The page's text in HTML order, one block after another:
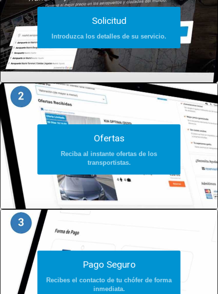
Solicitud
Introduzca los detalles de su servicio.
Ofertas
Reciba al instante ofertas de los
transportistas.
Pago Seguro
Recibes el contacto de tu chófer de forma
inmediata.